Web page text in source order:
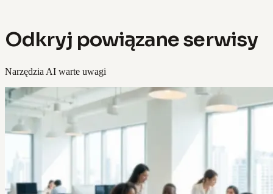
Odkryj powiązane serwisy
Narzędzia AI warte uwagi